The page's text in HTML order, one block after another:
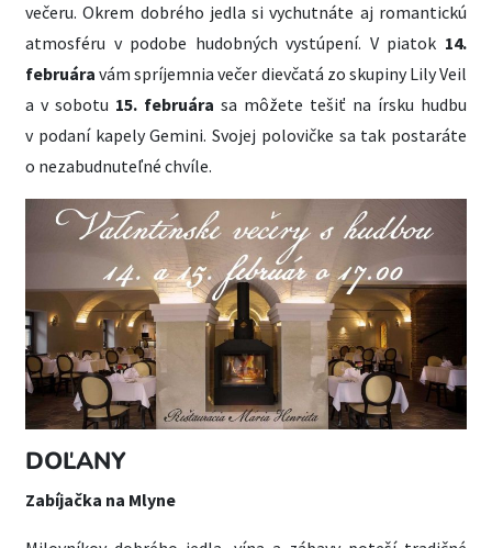
večeru. Okrem dobrého jedla si vychutnáte aj romantickú
atmosféru v podobe hudobných vystúpení. V piatok 14.
februára vám spríjemnia večer dievčatá zo skupiny Lily Veil
a v sobotu 15. februára sa môžete tešiť na írsku hudbu
v podaní kapely Gemini. Svojej polovičke sa tak postaráte
o nezabudnuteľné chvíle.
DOĽANY
Zabíjačka na Mlyne